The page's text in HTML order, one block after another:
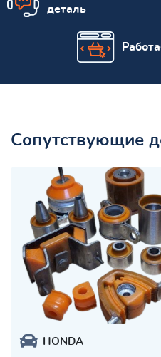
деталь
Сопутствующие
HONDA